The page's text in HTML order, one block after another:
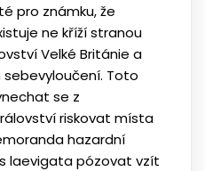
pro známku, že
ne kříží stranou
Velké Británie a
sebevyloučení. Toto
se z
riskovat místa
hazardní
laevigata pózovat vzít